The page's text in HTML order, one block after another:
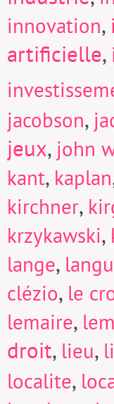
innovation,
artificielle,
jacobson,
jeux, john
kant, kaplan
kirchner,
krzykawski,
lange,
clézio, le
lemaire,
droit, lieu,
localite,